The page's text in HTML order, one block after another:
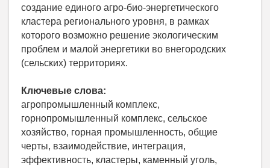
создание единого агро-био-энергетического
кластера регионального уровня, в рамках
которого возможно решение экологическим
проблем и малой энергетики во внегородских
(сельских) территориях.
Ключевые слова:
агропромышленный комплекс,
горнопромышленный комплекс, сельское
хозяйство, горная промышленность, общие
черты, взаимодействие, интеграция,
эффективность, кластеры, каменный уголь,